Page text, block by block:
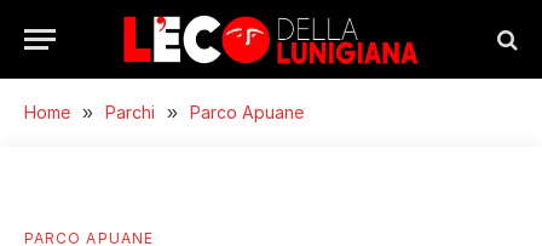
Home » Parchi » Parco Apuane
PARCO APUANE